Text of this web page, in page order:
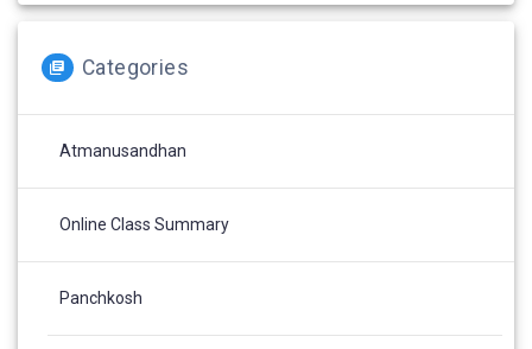
Categories
Atmanusandhan
Online Class Summary
Panchkosh